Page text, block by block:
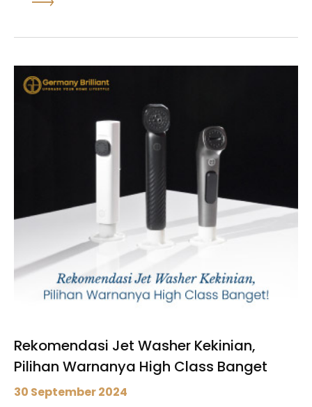
hanya praktis, namun dapat mempercantik kamar
tampilan yang menarik, shower juga dapat
berbagai mode pancuran air yang digunakan
sehingga air tidak...
Rekomendasi Jet Washer Kekinian,
Pilihan Warnanya High Class Banget
30 September 2024